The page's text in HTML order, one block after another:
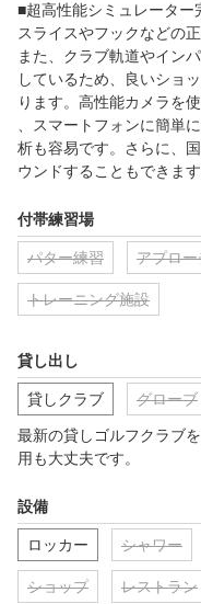
■超高性能シミュレーター
スライスやフックなどの
また、クラブ軌道やイン
しているため、良いショ
ります。高性能カメラを
、スマートフォンに簡単
析も容易です。さらに、
ウンドすることもできます
付帯練習場
パター練習 アプロ
トレーニング施設
貸し出し
貸しクラブ グローブ
最新の貸しゴルフクラブ
用も大丈夫です。
設備
ロッカー シャワー
ショップ レストラン